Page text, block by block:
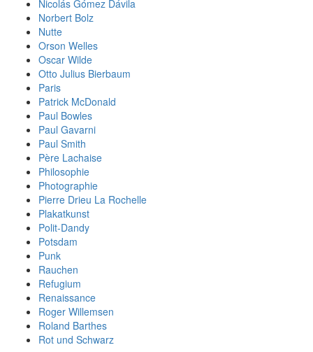
Nicolás Gómez Dávila
Norbert Bolz
Nutte
Orson Welles
Oscar Wilde
Otto Julius Bierbaum
Paris
Patrick McDonald
Paul Bowles
Paul Gavarni
Paul Smith
Père Lachaise
Philosophie
Photographie
Pierre Drieu La Rochelle
Plakatkunst
Polit-Dandy
Potsdam
Punk
Rauchen
Refugium
Renaissance
Roger Willemsen
Roland Barthes
Rot und Schwarz